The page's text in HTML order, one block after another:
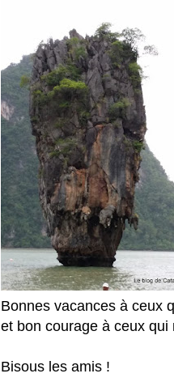
Bonnes vacances à ceux
et bon courage à ceux qui
Bisous les amis !